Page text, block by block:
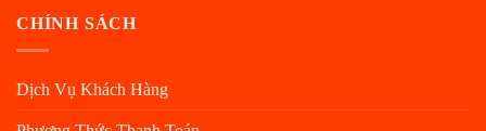
CHÍNH SÁCH
Dịch Vụ Khách Hàng